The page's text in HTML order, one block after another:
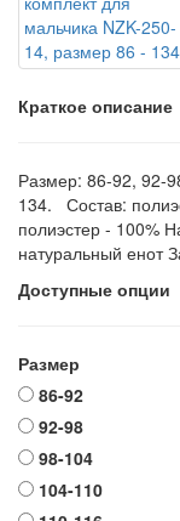
Краткое описание
Размер: 86-92, 92-
134. Состав:
полиэстер - 100%
натуральный енот
Доступные опции
Размер
86-92
92-98
98-104
104-110